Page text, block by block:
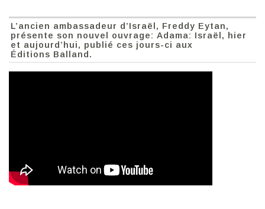
L’ancien ambassadeur d’Israël, Freddy Eytan,
présente son nouvel ouvrage: Adama: Israël, hier
et aujourd’hui, publié ces jours-ci aux
Éditions Balland.